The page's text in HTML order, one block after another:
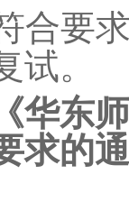
合要
试。
《华东
求的